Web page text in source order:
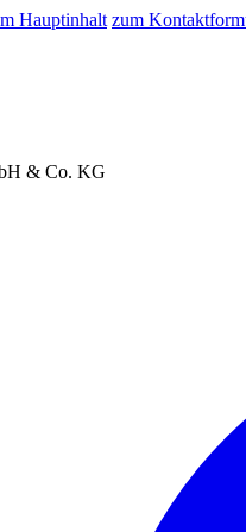
Hauptinhalt zum
& Co. KG